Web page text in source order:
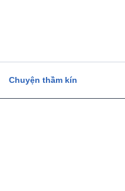
Chuyện thầm kín